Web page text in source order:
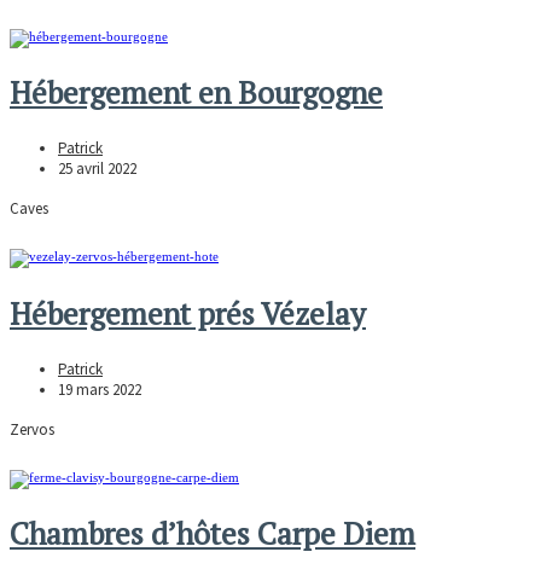
Hébergement en Bourgogne
Patrick
25 avril 2022
Caves
Hébergement prés Vézelay
Patrick
19 mars 2022
Zervos
Chambres d’hôtes Carpe Diem